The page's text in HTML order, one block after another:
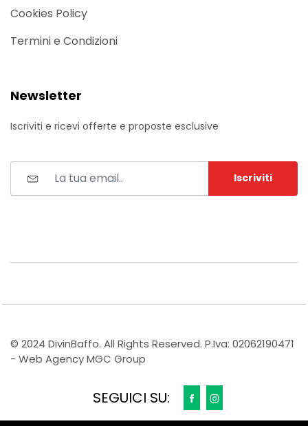
Cookies Policy
Termini e Condizioni
Newsletter
Iscriviti e ricevi offerte e proposte esclusive
Iscriviti
© 2024 DivinBaffo. All Rights Reserved. P.Iva: 02062190471
- Web Agency MGC Group
SEGUICI SU: